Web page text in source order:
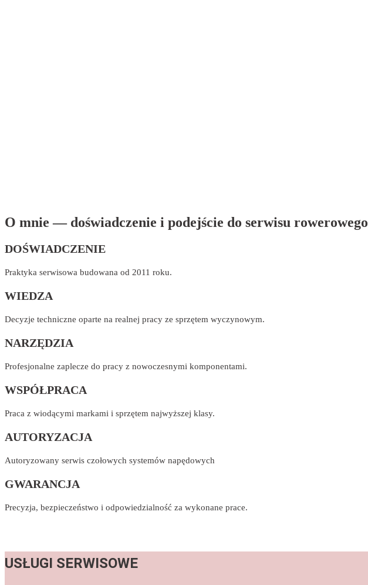
O mnie — doświadczenie i podejście do serwisu rowerowego
DOŚWIADCZENIE
Praktyka serwisowa budowana od 2011 roku.
WIEDZA
Decyzje techniczne oparte na realnej pracy ze sprzętem wyczynowym.
NARZĘDZIA
Profesjonalne zaplecze do pracy z nowoczesnymi komponentami.
WSPÓŁPRACA
Praca z wiodącymi markami i sprzętem najwyższej klasy.
AUTORYZACJA
Autoryzowany serwis czołowych systemów napędowych
GWARANCJA
Precyzja, bezpieczeństwo i odpowiedzialność za wykonane prace.
USŁUGI SERWISOWE